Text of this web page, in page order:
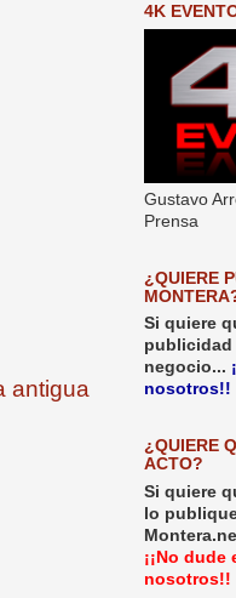
antigua
4K
Gustavo
Prensa
¿QUIERE
Si quiere
publicidad
negocio...
nosotros!!
¿QUIERE
ACTO?
Si quiere
lo
¡¡No
nosotros!!